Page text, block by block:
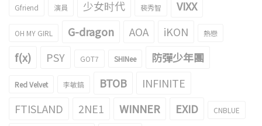
Gfriend 演員 少女时代 裴秀智 VIXX
OH MY GIRL G-dragon AOA iKON 熱戀
f(x) PSY GOT7 SHINee 防彈少年團
Red Velvet 李敏鎬 BTOB
INFINITE
FTISLAND
2NE1 WINNER EXID CNBLUE